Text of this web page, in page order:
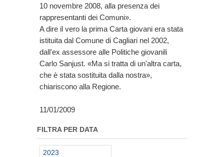
10 novembre 2008, alla presenza dei
rappresentanti dei Comuni».
A dire il vero la prima Carta giovani era stata
istituita dal Comune di Cagliari nel 2002,
dall'ex assessore alle Politiche giovanili
Carlo Sanjust. «Ma si tratta di un'altra carta,
che è stata sostituita dalla nostra»,
chiariscono alla Regione.
11/01/2009
FILTRA PER DATA
2023